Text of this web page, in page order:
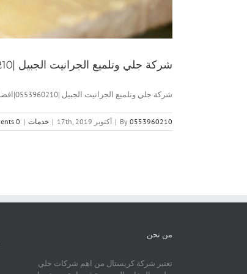
شركة جلي وتلميع الجرانيت الجبيل |0553960210| افضل الاسعار
شركة جلي وتلميع الجرانيت الجبيل |0553960210|افضل الاسعار شركة جلي وتلميع [...]
By 0553960210
| أكتوبر 17th, 2019 | خدمات |
0 Comments
من نحن
تعتبر شركة كريستال من اهم شركات جلي